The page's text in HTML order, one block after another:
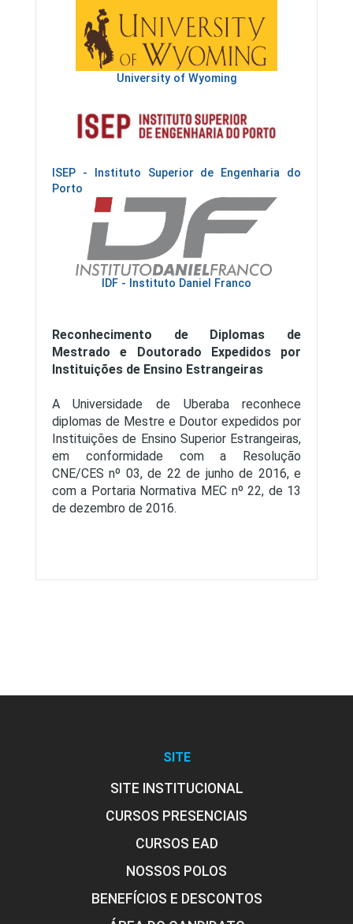
University of Wyoming
ISEP - Instituto Superior de Engenharia do
Porto
IDF - Instituto Daniel Franco
Reconhecimento de Diplomas de
Mestrado e Doutorado Expedidos por
Instituições de Ensino Estrangeiras
A Universidade de Uberaba reconhece
diplomas de Mestre e Doutor expedidos por
Instituições de Ensino Superior Estrangeiras,
em conformidade com a Resolução
CNE/CES nº 03, de 22 de junho de 2016, e
com a Portaria Normativa MEC nº 22, de 13
de dezembro de 2016.
SITE
SITE INSTITUCIONAL
CURSOS PRESENCIAIS
CURSOS EAD
NOSSOS POLOS
BENEFÍCIOS E DESCONTOS